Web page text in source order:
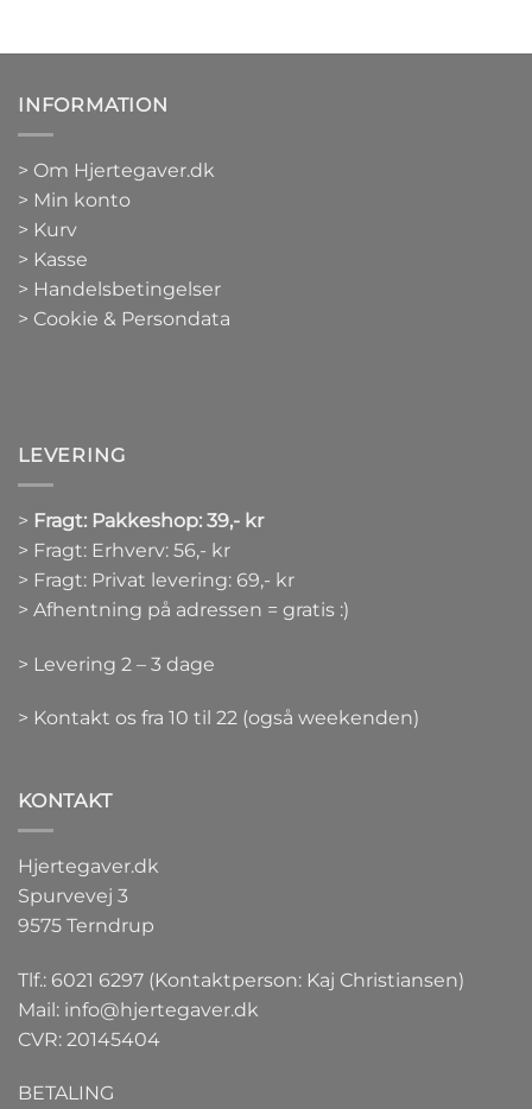
INFORMATION
> Om Hjertegaver.dk
> Min konto
> Kurv
> Kasse
> Handelsbetingelser
> Cookie & Persondata
LEVERING
> Fragt: Pakkeshop: 39,- kr
> Fragt: Erhverv: 56,- kr
> Fragt: Privat levering: 69,- kr
> Afhentning på adressen = gratis :)
> Levering 2 – 3 dage
> Kontakt os fra 10 til 22 (også weekenden)
KONTAKT
Hjertegaver.dk
Spurvevej 3
9575 Terndrup
Tlf.: 6021 6297 (Kontaktperson: Kaj Christiansen)
Mail: info@hjertegaver.dk
CVR: 20145404
BETALING